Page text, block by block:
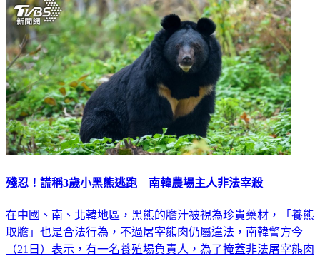
殘忍！謊稱3歲小黑熊逃跑 南韓農場主人非法宰殺
在中國、南、北韓地區，黑熊的膽汁被視為珍貴藥材，「養熊
取膽」也是合法行為，不過屠宰熊肉仍屬違法，南韓警方今
（21日）表示，有一名養殖場負責人，為了掩蓋非法屠宰熊肉